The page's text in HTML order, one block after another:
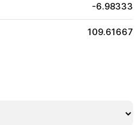
-6.98333
109.61667